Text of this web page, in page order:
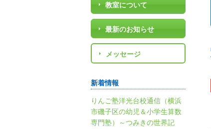
教室について
最新のお知らせ
メッセージ
新着情報
りんご塾洋光台校通信（横浜
市磯子区の幼児＆小学生算数
専門塾）～つみきの世界記